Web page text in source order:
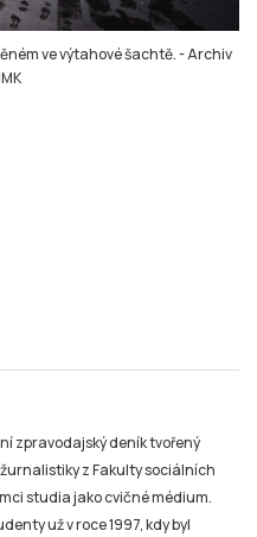
ve výtahové šachtě.-Archiv
zpravodajský deník tvořený
z Fakulty sociálních
studia jako cvičné médium.
už v roce 1997, kdy byl